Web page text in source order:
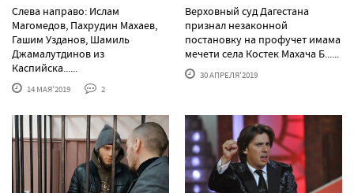
Слева направо: Ислам
Магомедов, Пахрудин Махаев,
Гашим Узданов, Шамиль
Джамалутдинов из
Каспийска......
14 МАЯ'2019 2
Верховный суд Дагестана
признал незаконной
постановку на профучет имама
мечети села Костек Махача Б......
30 АПРЕЛЯ'2019